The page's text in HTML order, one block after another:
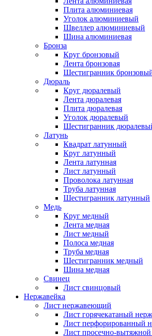
Плита алюминиевая
Уголок алюминиевый
Швеллер алюминиевый
Шина алюминиевая
Бронза
Круг бронзовый
Лента бронзовая
Шестигранник
Дюраль
Круг дюралевый
Лента дюралевая
Плита дюралевая
Уголок дюралевый
Шестигранник
Латунь
Квадрат латунный
Круг латунный
Лента латунная
Лист латунный
Проволока латунная
Труба латунная
Шестигранник латунный
Медь
Круг медный
Лента медная
Лист медный
Полоса медная
Труба медная
Шестигранник медный
Шина медная
Свинец
Лист свинцовый
Нержавейка
Лист нержавеющий
Лист горячекатаный
Лист перфорированный
Лист просечно-